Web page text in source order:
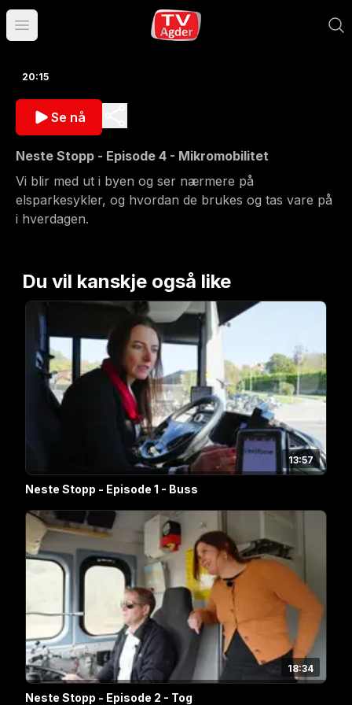
Åpne hovedmeny
20:15
Se nå
Neste Stopp - Episode 4 - Mikromobilitet
Vi blir med ut i byen og ser nærmere på
elsparkesykler, og hvordan de brukes og tas vare på
i hverdagen.
Du vil kanskje også like
13:57
Neste Stopp - Episode 1 - Buss
18:34
Neste Stopp - Episode 2 - Tog